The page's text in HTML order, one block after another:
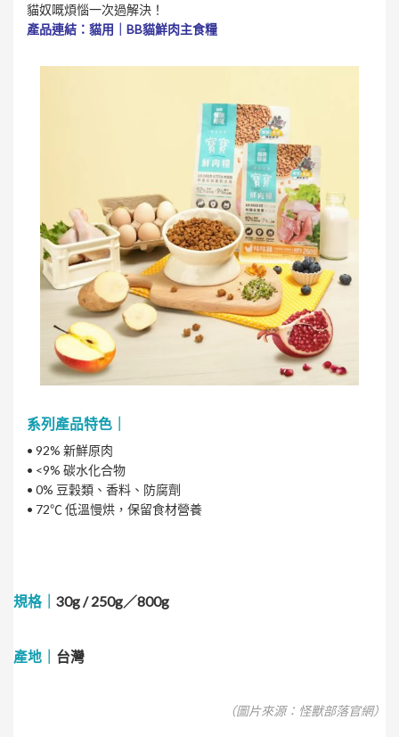
貓奴嘅煩惱一次過解決！
產品連結：貓用｜BB貓鮮肉主食糧
系列產品特色｜
• 92% 新鮮原肉
• <9% 碳水化合物
• 0% 豆穀類、香料、防腐劑
• 72℃ 低溫慢烘，保留食材營養
規格｜ 30g / 250g／800g
產地｜ 台灣
（圖片來源：怪獸部落官網）